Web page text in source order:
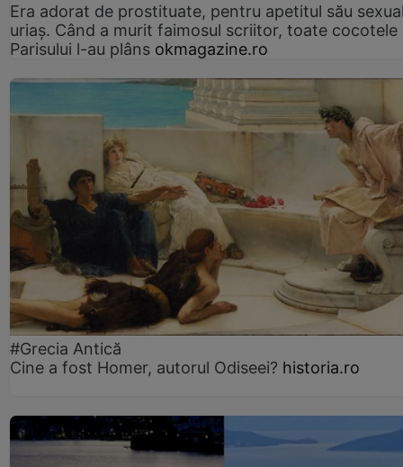
Era adorat de prostituate, pentru apetitul său
uriaș. Când a murit faimosul scriitor, toate cocotele
Parisului l-au plâns okmagazine.ro
#Grecia Antică
Cine a fost Homer, autorul Odiseei? historia.ro